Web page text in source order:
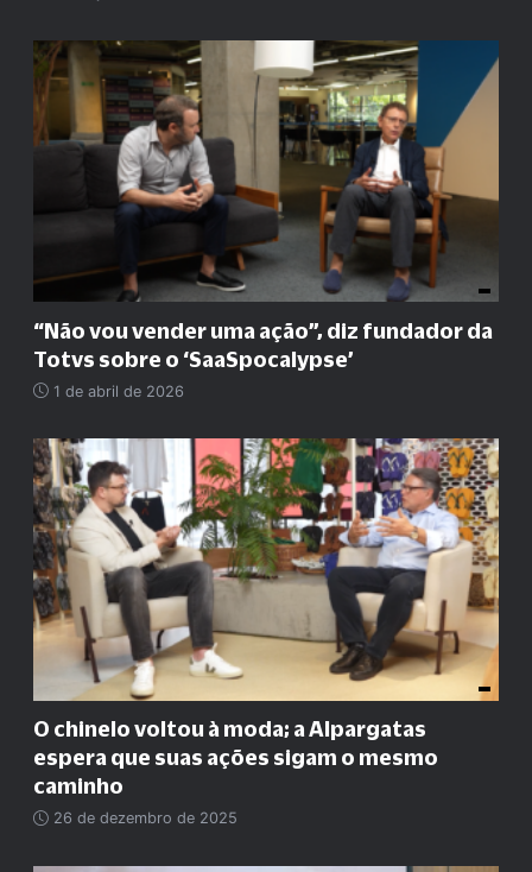
“Não vou vender uma ação”, diz fundador da
Totvs sobre o ‘SaaSpocalypse’
1 de abril de 2026
O chinelo voltou à moda; a Alpargatas
espera que suas ações sigam o mesmo
caminho
26 de dezembro de 2025